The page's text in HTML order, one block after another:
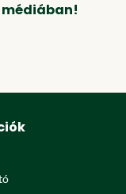
médiában!